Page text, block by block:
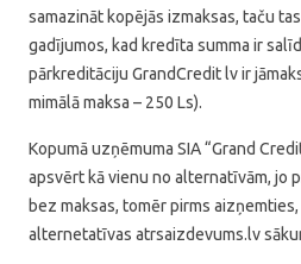
samazināt kopējās izmaksas, taču
gadījumos, kad kredīta summa ir
pārkreditāciju GrandCredit lv ir
mimālā maksa – 250 Ls).
Kopumā uzņēmuma SIA “Grand
apsvērt kā vienu no alternatīvām, jo
bez maksas, tomēr pirms
alternetatīvas atrsaizdevums.lv